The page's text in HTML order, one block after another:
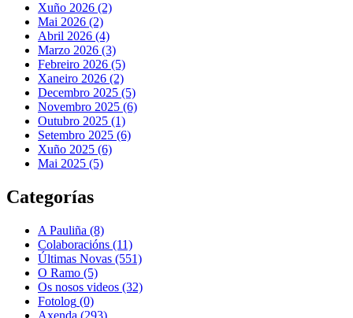
Xuño 2026 (2)
Mai 2026 (2)
Abril 2026 (4)
Marzo 2026 (3)
Febreiro 2026 (5)
Xaneiro 2026 (2)
Decembro 2025 (5)
Novembro 2025 (6)
Outubro 2025 (1)
Setembro 2025 (6)
Xuño 2025 (6)
Mai 2025 (5)
Categorías
A Pauliña (8)
Colaboracións (11)
Últimas Novas (551)
O Ramo (5)
Os nosos videos (32)
Fotolog (0)